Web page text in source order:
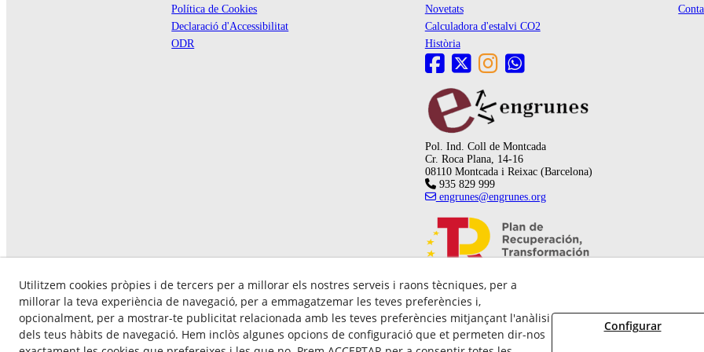
Política de Cookies
Declaració d'Accessibilitat
ODR
Novetats
Calculadora d'estalvi CO2
Història
Pol. Ind. Coll de Montcada
Cr. Roca Plana, 14-16
08110 Montcada i Reixac (Barcelona)
935 829 999
engrunes@engrunes.org
Utilitzem cookies pròpies i de tercers per a millorar els nostres serveis i raons tècniques, per a
millorar la teva experiència de navegació, per a emmagatzemar les teves preferències i,
opcionalment, per a mostrar-te publicitat relacionada amb les teves preferències mitjançant l'anàlisi
dels teus hàbits de navegació. Hem inclòs algunes opcions de configuració que et permeten dir-nos
Configurar